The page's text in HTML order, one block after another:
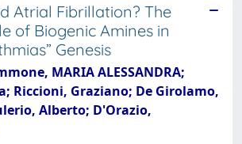
Atrial Fibrillation? The
of Biogenic Amines in
Genesis
MARIA ALESSANDRA;
Riccioni, Graziano; De Girolamo,
Alberto; D'Orazio,